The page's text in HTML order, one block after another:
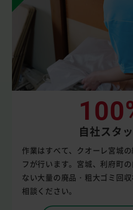
自社スタ
作業はすべて、クオーレ宮城
フが行います。宮城、利府町
ない大量の廃品・粗大ゴミ回
相談ください。